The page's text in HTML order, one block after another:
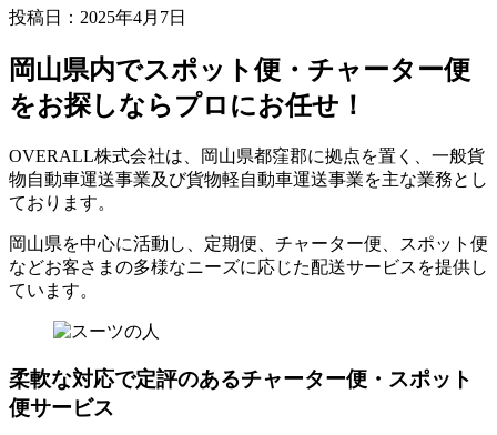
投稿日： 2025年4月7日
岡山県内でスポット便・チャーター便
をお探しならプロにお任せ！
OVERALL株式会社は、岡山県都窪郡に拠点を置く、一般貨
物自動車運送事業及び貨物軽自動車運送事業を主な業務とし
ております。
岡山県を中心に活動し、定期便、チャーター便、スポット便
などお客さまの多様なニーズに応じた配送サービスを提供し
ています。
柔軟な対応で定評のあるチャーター便・スポット
便サービス